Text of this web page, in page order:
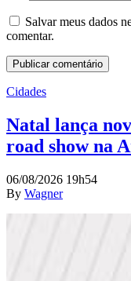
Salvar meus dados
comentar.
Cidades
Natal lança
road show na
06/08/2026 19h54
By Wagner